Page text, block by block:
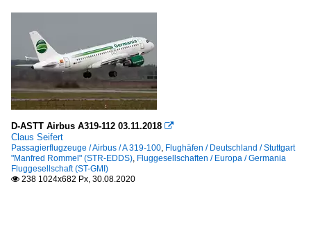
D-ASTT Airbus A319-112 03.11.2018 
Claus Seifert
Passagierflugzeuge / Airbus / A 319-100, Flughäfen / Deutschland / Stuttgart
"Manfred Rommel" (STR-EDDS), Fluggesellschaften / Europa / Germania
Fluggesellschaft (ST-GMI)
 238 1024x682 Px, 30.08.2020